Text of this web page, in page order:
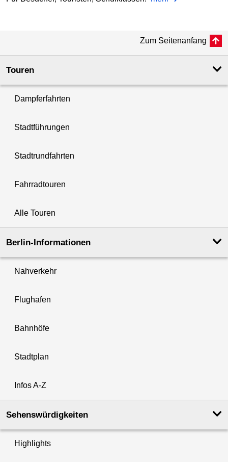
Zum Seitenanfang
Touren
Dampferfahrten
Stadtführungen
Stadtrundfahrten
Fahrradtouren
Alle Touren
Berlin-Informationen
Nahverkehr
Flughafen
Bahnhöfe
Stadtplan
Infos A-Z
Sehenswürdigkeiten
Highlights